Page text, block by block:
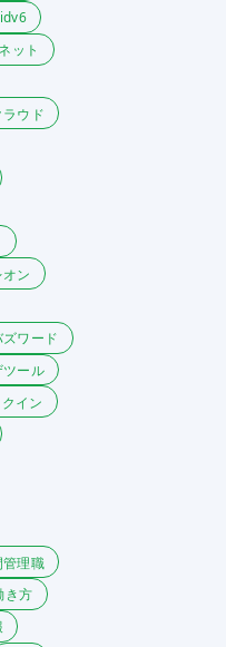
ット
ラウド
ン
ズワード
ツール
イン
管理職
き方